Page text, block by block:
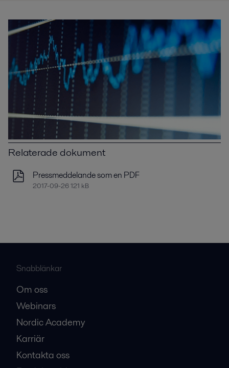
Relaterade dokument
Pressmeddelande som en PDF
2017-09-26 121 kB
Snabblänkar
Om oss
Webinars
Nordic Academy
Karriär
Kontakta oss